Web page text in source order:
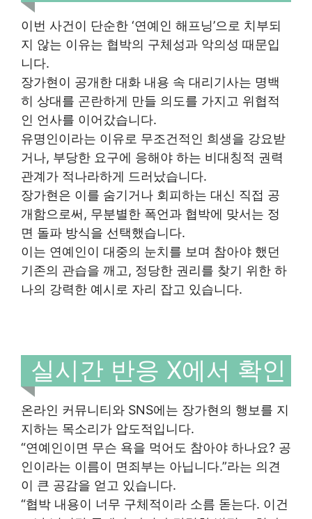
이번 사건이 단순한 ‘연예인 해프닝’으로 치부되
지 않는 이유는 협박의 구체성과 악의성 때문입
니다.
장가현이 공개한 대화 내용 속 대리기사는 명백
히 상대를 곤란하게 만들 의도를 가지고 위협적
인 언사를 이어갔습니다.
유명인이라는 이유로 무조건적인 희생을 강요받
거나, 부당한 요구에 응해야 하는 비대칭적 권력
관계가 적나라하게 드러났습니다.
장가현은 이를 숨기거나 회피하는 대신 직접 공
개함으로써, 무분별한 폭언과 협박에 맞서는 정
면 돌파 방식을 선택했습니다.
이는 연예인이 대중의 눈치를 보며 참아야 했던
기존의 관습을 깨고, 정당한 권리를 찾기 위한 하
나의 강력한 예시로 자리 잡고 있습니다.
실시간 반응 X에서 확인
온라인 커뮤니티와 SNS에는 장가현의 행보를 지
지하는 목소리가 압도적입니다.
“연예인이면 무슨 욕을 먹어도 참아야 하나요? 공
인이라는 이름이 면죄부는 아닙니다.”라는 의견
이 큰 공감을 얻고 있습니다.
“협박 내용이 너무 구체적이라 소름 돋는다. 이건